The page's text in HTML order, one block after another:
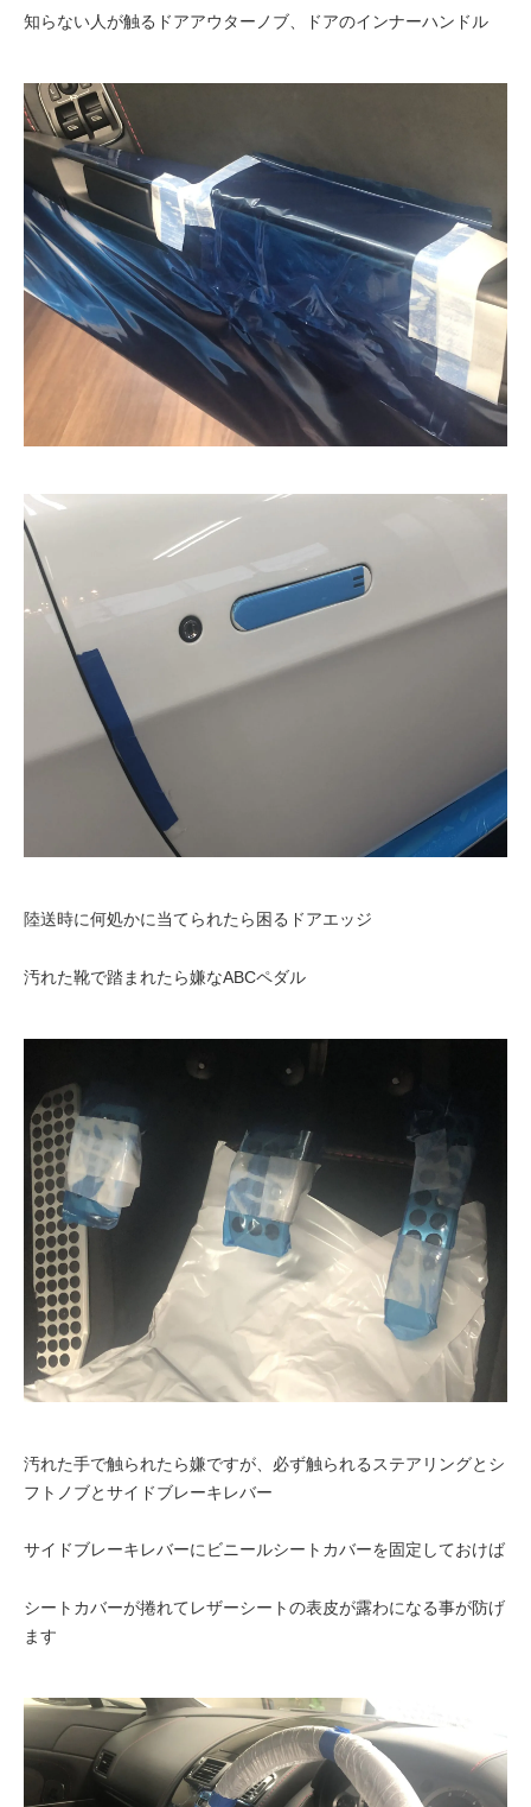
知らない人が触るドアアウターノブ、ドアのインナーハンドル
陸送時に何処かに当てられたら困るドアエッジ
汚れた靴で踏まれたら嫌なABCペダル
汚れた手で触られたら嫌ですが、必ず触られるステアリングとシ
フトノブとサイドブレーキレバー
サイドブレーキレバーにビニールシートカバーを固定しておけば
シートカバーが捲れてレザーシートの表皮が露わになる事が防げ
ます